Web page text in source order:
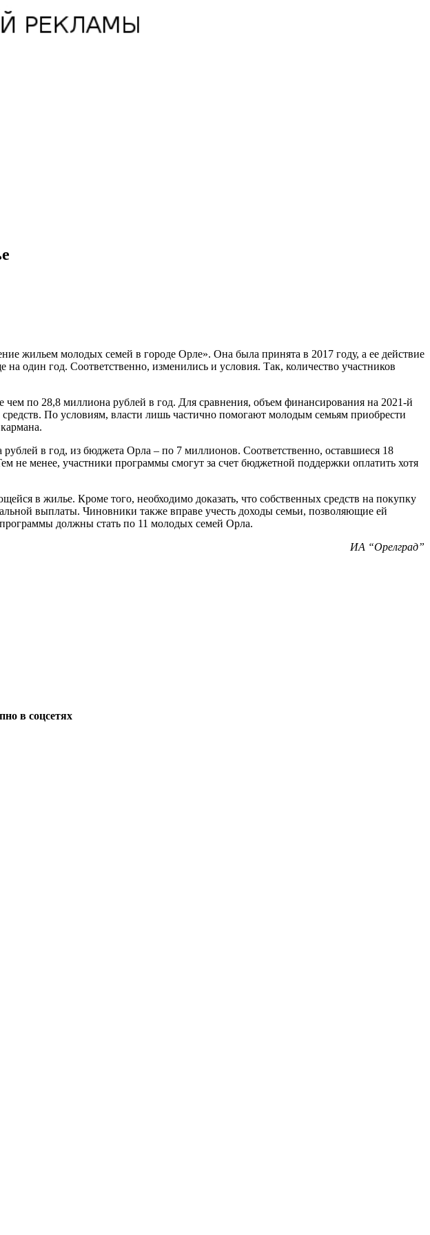
жильем молодых семей в городе Орле». Она была принята в 2017 году, а ее действие
один год. Соответственно, изменились и условия. Так, количество участников
по 28,8 миллиона рублей в год. Для сравнения, объем финансирования на 2021-й
По условиям, власти лишь частично помогают молодым семьям приобрести
в год, из бюджета Орла – по 7 миллионов. Соответственно, оставшиеся 18
не менее, участники программы смогут за счет бюджетной поддержки оплатить хотя
в жилье. Кроме того, необходимо доказать, что собственных средств на покупку
выплаты. Чиновники также вправе учесть доходы семьи, позволяющие ей
должны стать по 11 молодых семей Орла.
ИА “Орелград”
в соцсетях